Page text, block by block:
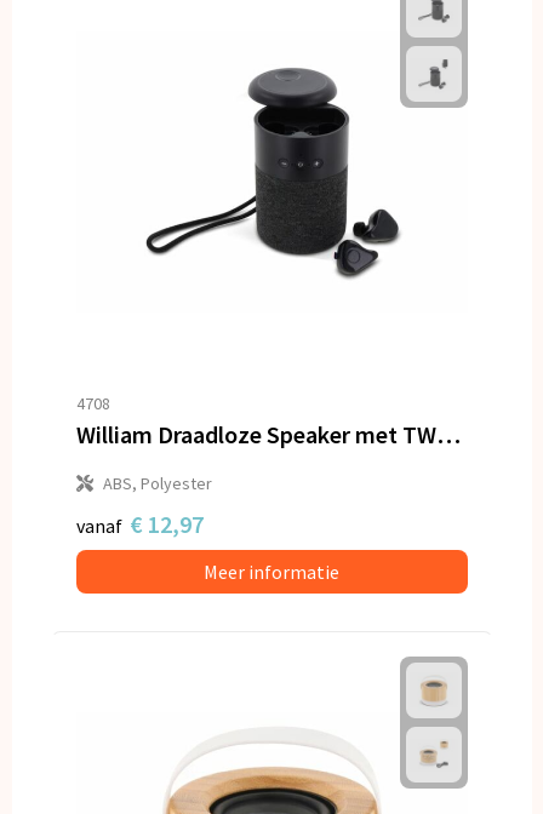
4708
William Draadloze Speaker met TWS oordopjes
ABS, Polyester
vanaf € 12,97
Meer informatie